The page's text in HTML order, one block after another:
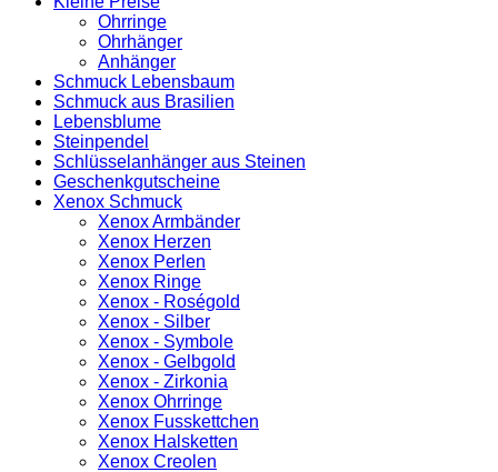
Ohrringe
Ohrhänger
Anhänger
Schmuck Lebensbaum
Schmuck aus Brasilien
Lebensblume
Steinpendel
Schlüsselanhänger aus Steinen
Geschenkgutscheine
Xenox Schmuck
Xenox Armbänder
Xenox Herzen
Xenox Perlen
Xenox Ringe
Xenox - Roségold
Xenox - Silber
Xenox - Symbole
Xenox - Gelbgold
Xenox - Zirkonia
Xenox Ohrringe
Xenox Fusskettchen
Xenox Halsketten
Xenox Creolen